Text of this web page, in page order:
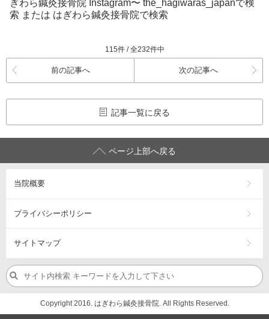
ぎわら鍼灸接骨院 Instagram〜 the_hagiwaras_japanで検
索 または はぎわら鍼灸接骨院で検索
115件 / 全232件中
前の記事へ 次の記事へ
記事一覧に戻る
ページ上部へ戻る
当院概要
プライバシーポリシー
サイトマップ
Copyright 2016. はぎわら鍼灸接骨院. All Rights Reserved.